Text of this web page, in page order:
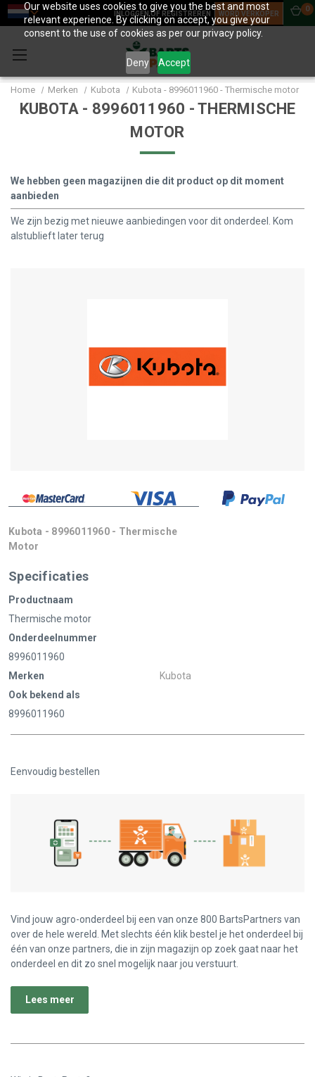
Our website uses cookies to give you the best and most
relevant experience. By clicking on accept, you give your
consent to the use of cookies as per our privacy policy.
Deny Accept
INLOGGEN OF REGISTREREN WORD VERKOPER
0
Home Merken Kubota Kubota - 8996011960 - Thermische motor
KUBOTA - 8996011960 - THERMISCHE
MOTOR
We hebben geen magazijnen die dit product op dit moment
aanbieden
We zijn bezig met nieuwe aanbiedingen voor dit onderdeel. Kom
alstublieft later terug
Kubota - 8996011960 - Thermische
Motor
Specificaties
Productnaam
Thermische motor
Onderdeelnummer
8996011960
Merken
Kubota
Ook bekend als
8996011960
Eenvoudig bestellen
Vind jouw agro-onderdeel bij een van onze 800 BartsPartners van
over de hele wereld. Met slechts één klik bestel je het onderdeel bij
één van onze partners, die in zijn magazijn op zoek gaat naar het
onderdeel en dit zo snel mogelijk naar jou verstuurt.
Lees meer